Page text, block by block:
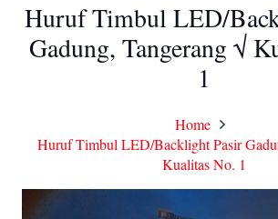
Huruf Timbul LED/
Gadung, Tangerang √
1
Home
Huruf Timbul LED/Backlight Pasir
Kualitas No. 1